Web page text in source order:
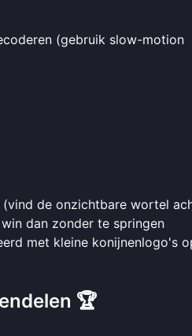
(gebruik slow-motion
de onzichtbare wortel
dan zonder te springen
met kleine konijnenlogo's
🏆